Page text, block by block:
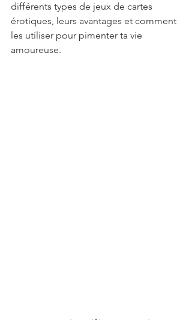
différents types de jeux de cartes
érotiques, leurs avantages et comment
les utiliser pour pimenter ta vie
amoureuse.